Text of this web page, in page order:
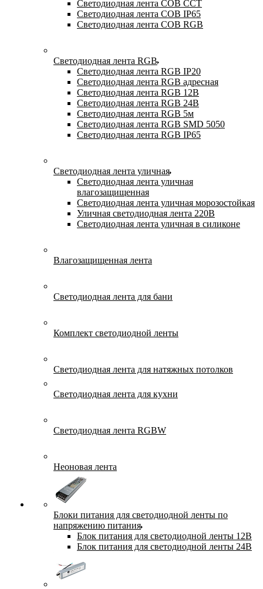
Светодиодная лента COB CCT
Светодиодная лента COB IP65
Светодиодная лента COB RGB
Светодиодная лента RGB
Светодиодная лента RGB IP20
Светодиодная лента RGB адресная
Светодиодная лента RGB 12В
Светодиодная лента RGB 24В
Светодиодная лента RGB 5м
Светодиодная лента RGB SMD 5050
Светодиодная лента RGB IP65
Светодиодная лента уличная
Светодиодная лента уличная
влагозащищенная
Светодиодная лента уличная морозостойкая
Уличная светодиодная лента 220В
Светодиодная лента уличная в силиконе
Влагозащищенная лента
Светодиодная лента для бани
Комплект светодиодной ленты
Светодиодная лента для натяжных потолков
Светодиодная лента для кухни
Светодиодная лента RGBW
Неоновая лента
Блоки питания для светодиодной ленты по
напряжению питания
Блок питания для светодиодной ленты 12В
Блок питания для светодиодной ленты 24В